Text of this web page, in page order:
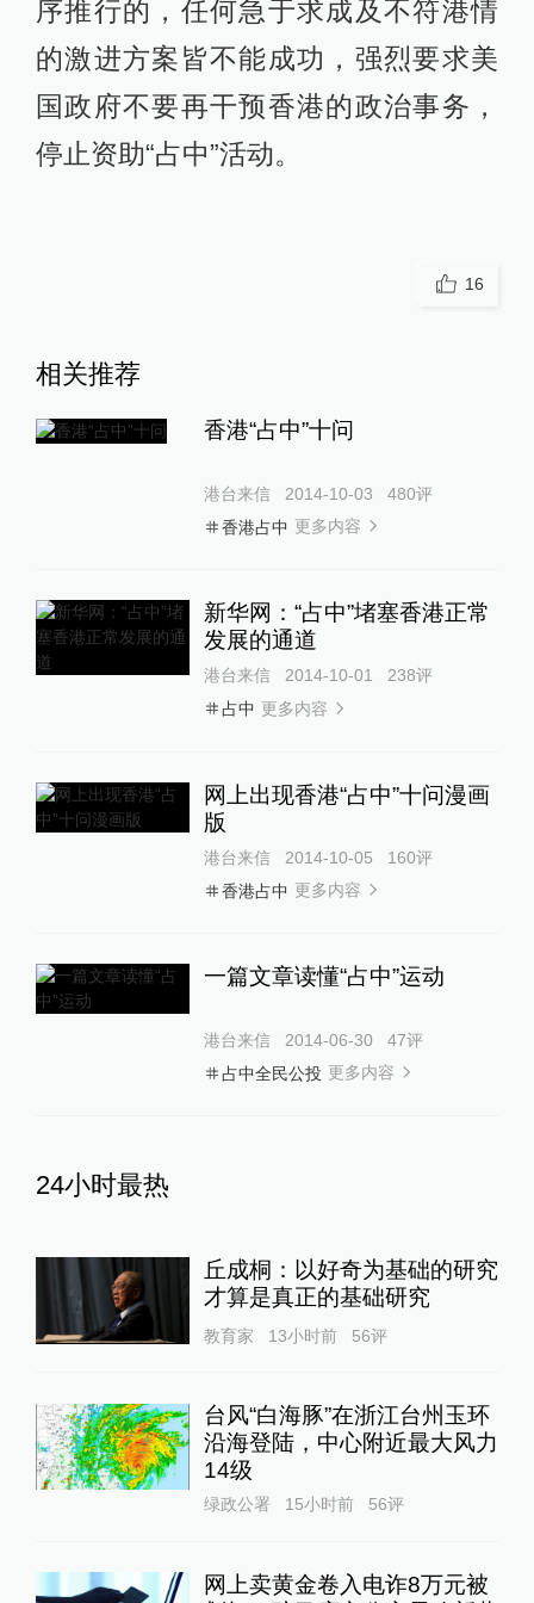
序推行的，任何急于求成及不符港情
的激进方案皆不能成功，强烈要求美
国政府不要再干预香港的政治事务，
停止资助“占中”活动。
16
相关推荐
香港“占中”十问
港台来信 2014-10-03 480评
香港占中 更多内容
新华网：“占中”堵塞香港正常
发展的通道
港台来信 2014-10-01 238评
占中 更多内容
网上出现香港“占中”十问漫画
版
港台来信 2014-10-05 160评
香港占中 更多内容
一篇文章读懂“占中”运动
港台来信 2014-06-30 47评
占中全民公投 更多内容
24小时最热
丘成桐：以好奇为基础的研究
才算是真正的基础研究
教育家 13小时前 56评
台风“白海豚”在浙江台州玉环
沿海登陆，中心附近最大风力
14级
绿政公署 15小时前 56评
网上卖黄金卷入电诈8万元被